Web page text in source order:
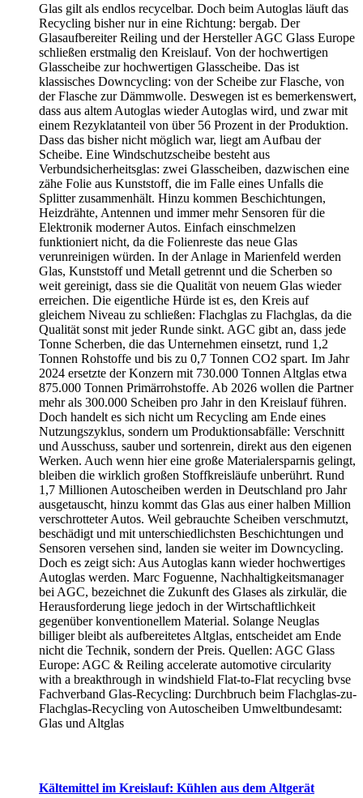
Glas gilt als endlos recycelbar. Doch beim Autoglas läuft das
Recycling bisher nur in eine Richtung: bergab. Der
Glasaufbereiter Reiling und der Hersteller AGC Glass Europe
schließen erstmalig den Kreislauf. Von der hochwertigen
Glasscheibe zur hochwertigen Glasscheibe. Das ist
klassisches Downcycling: von der Scheibe zur Flasche, von
der Flasche zur Dämmwolle. Deswegen ist es bemerkenswert,
dass aus altem Autoglas wieder Autoglas wird, und zwar mit
einem Rezyklatanteil von über 56 Prozent in der Produktion.
Dass das bisher nicht möglich war, liegt am Aufbau der
Scheibe. Eine Windschutzscheibe besteht aus
Verbundsicherheitsglas: zwei Glasscheiben, dazwischen eine
zähe Folie aus Kunststoff, die im Falle eines Unfalls die
Splitter zusammenhält. Hinzu kommen Beschichtungen,
Heizdrähte, Antennen und immer mehr Sensoren für die
Elektronik moderner Autos. Einfach einschmelzen
funktioniert nicht, da die Folienreste das neue Glas
verunreinigen würden. In der Anlage in Marienfeld werden
Glas, Kunststoff und Metall getrennt und die Scherben so
weit gereinigt, dass sie die Qualität von neuem Glas wieder
erreichen. Die eigentliche Hürde ist es, den Kreis auf
gleichem Niveau zu schließen: Flachglas zu Flachglas, da die
Qualität sonst mit jeder Runde sinkt. AGC gibt an, dass jede
Tonne Scherben, die das Unternehmen einsetzt, rund 1,2
Tonnen Rohstoffe und bis zu 0,7 Tonnen CO2 spart. Im Jahr
2024 ersetzte der Konzern mit 730.000 Tonnen Altglas etwa
875.000 Tonnen Primärrohstoffe. Ab 2026 wollen die Partner
mehr als 300.000 Scheiben pro Jahr in den Kreislauf führen.
Doch handelt es sich nicht um Recycling am Ende eines
Nutzungszyklus, sondern um Produktionsabfälle: Verschnitt
und Ausschuss, sauber und sortenrein, direkt aus den eigenen
Werken. Auch wenn hier eine große Materialersparnis gelingt,
bleiben die wirklich großen Stoffkreisläufe unberührt. Rund
1,7 Millionen Autoscheiben werden in Deutschland pro Jahr
ausgetauscht, hinzu kommt das Glas aus einer halben Million
verschrotteter Autos. Weil gebrauchte Scheiben verschmutzt,
beschädigt und mit unterschiedlichsten Beschichtungen und
Sensoren versehen sind, landen sie weiter im Downcycling.
Doch es zeigt sich: Aus Autoglas kann wieder hochwertiges
Autoglas werden. Marc Foguenne, Nachhaltigkeitsmanager
bei AGC, bezeichnet die Zukunft des Glases als zirkulär, die
Herausforderung liege jedoch in der Wirtschaftlichkeit
gegenüber konventionellem Material. Solange Neuglas
billiger bleibt als aufbereitetes Altglas, entscheidet am Ende
nicht die Technik, sondern der Preis. Quellen: AGC Glass
Europe: AGC & Reiling accelerate automotive circularity
with a breakthrough in windshield Flat-to-Flat recycling bvse
Fachverband Glas-Recycling: Durchbruch beim Flachglas-zu-
Flachglas-Recycling von Autoscheiben Umweltbundesamt:
Glas und Altglas
Kältemittel im Kreislauf: Kühlen aus dem Altgerät